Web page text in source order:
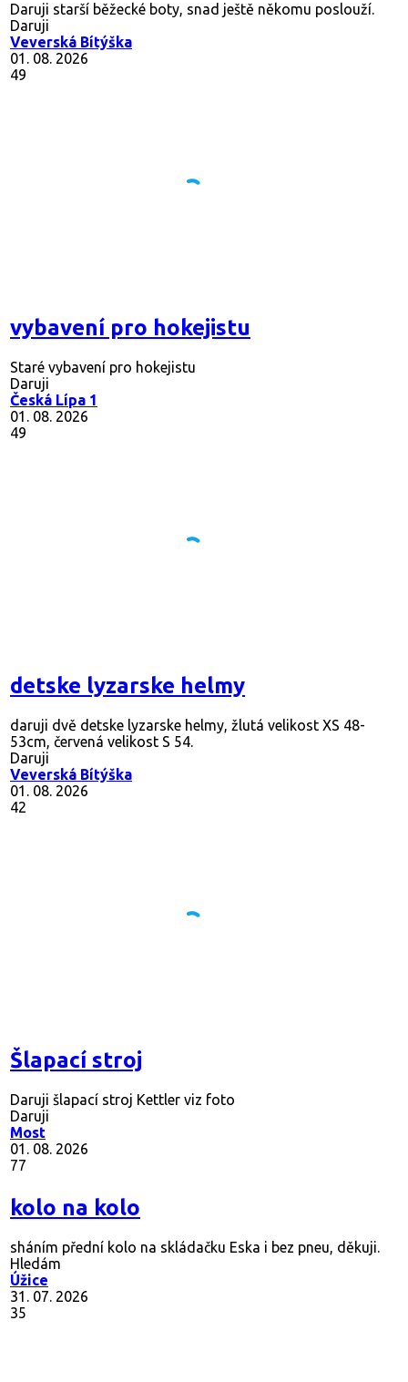
Daruji starší běžecké boty, snad ještě někomu poslouží.
Daruji
Veverská Bítýška
01. 08. 2026
49
vybavení pro hokejistu
Staré vybavení pro hokejistu
Daruji
Česká Lípa 1
01. 08. 2026
49
detske lyzarske helmy
daruji dvě detske lyzarske helmy, žlutá velikost XS 48-
53cm, červená velikost S 54.
Daruji
Veverská Bítýška
01. 08. 2026
42
Šlapací stroj
Daruji šlapací stroj Kettler viz foto
Daruji
Most
01. 08. 2026
77
kolo na kolo
sháním přední kolo na skládačku Eska i bez pneu, děkuji.
Hledám
Úžice
31. 07. 2026
35